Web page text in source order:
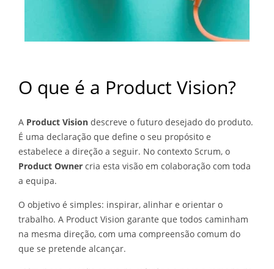
O que é a Product Vision?
A Product Vision descreve o futuro desejado do produto.
É uma declaração que define o seu propósito e
estabelece a direção a seguir. No contexto Scrum, o
Product Owner cria esta visão em colaboração com toda
a equipa.
O objetivo é simples: inspirar, alinhar e orientar o
trabalho. A Product Vision garante que todos caminham
na mesma direção, com uma compreensão comum do
que se pretende alcançar.